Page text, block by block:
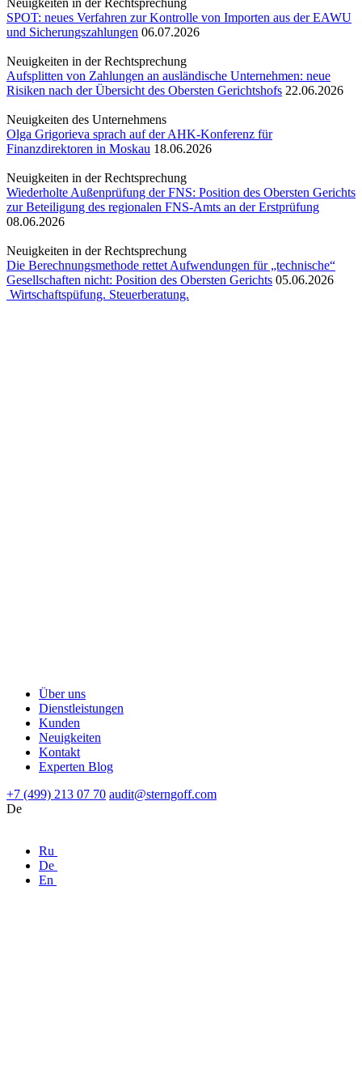
Neuigkeiten in der Rechtsprechung
SPOT: neues Verfahren zur Kontrolle von Importen aus der EAWU
und Sicherungszahlungen 06.07.2026
Neuigkeiten in der Rechtsprechung
Aufsplitten von Zahlungen an ausländische Unternehmen: neue
Risiken nach der Übersicht des Obersten Gerichtshofs 22.06.2026
Neuigkeiten des Unternehmens
Olga Grigorieva sprach auf der AHK-Konferenz für
Finanzdirektoren in Moskau 18.06.2026
Neuigkeiten in der Rechtsprechung
Wiederholte Außenprüfung der FNS: Position des Obersten Gerichts
zur Beteiligung des regionalen FNS-Amts an der Erstprüfung
08.06.2026
Neuigkeiten in der Rechtsprechung
Die Berechnungsmethode rettet Aufwendungen für „technische“
Gesellschaften nicht: Position des Obersten Gerichts 05.06.2026
Wirtschaftspüfung. Steuerberatung.
Über uns
Dienstleistungen
Kunden
Neuigkeiten
Kontakt
Experten Blog
+7 (499) 213 07 70 audit@sterngoff.com
De
Ru
De
En